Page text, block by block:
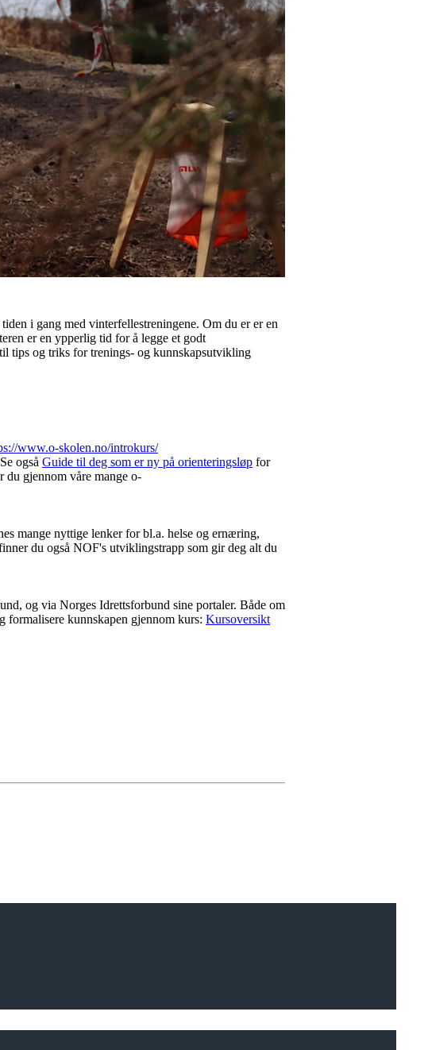
i gang med vinterfellestreningene. Om du er er en
er en ypperlig tid for å legge et godt
tips og triks for trenings- og kunnskapsutvikling
www.o-skolen.no/introkurs/
også Guide til deg som er ny på orienteringsløp for
gjennom våre mange o-
mange nyttige lenker for bl.a. helse og ernæring,
du også NOF's utviklingstrapp som gir deg alt du
og via Norges Idrettsforbund sine portaler. Både om
formalisere kunnskapen gjennom kurs: Kursoversikt